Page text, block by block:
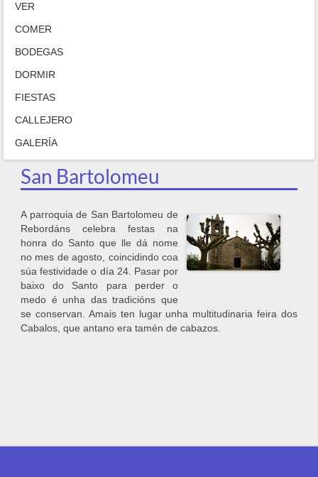
VER
COMER
BODEGAS
DORMIR
FIESTAS
CALLEJERO
GALERÍA
San Bartolomeu
A parroquia de San Bartolomeu de
Rebordáns celebra festas na
honra do Santo que lle dá nome
no mes de agosto, coincidindo coa
súa festividade o día 24. Pasar por
baixo do Santo para perder o
medo é unha das tradicións que
se conservan. Amais ten lugar unha multitudinaria feira dos
Cabalos, que antano era tamén de cabazos.